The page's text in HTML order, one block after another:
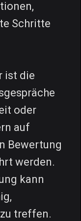
Schritte
ist die
oder
auf
Bewertung
werden.
kann
treffen.